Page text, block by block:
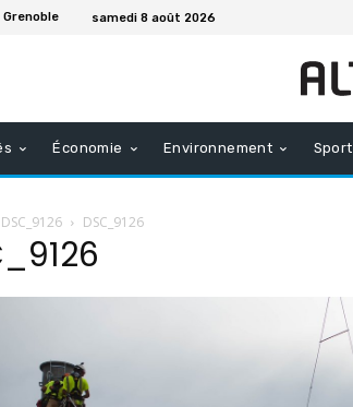
Grenoble samedi 8 août 2026
Économie Environnement Sport
DSC_9126 DSC_9126